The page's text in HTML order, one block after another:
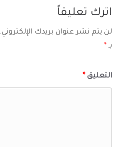
اترك تعليقاً
لن يتم نشر عنوان بريدك الإلكتروني.
بـ *
التعليق *